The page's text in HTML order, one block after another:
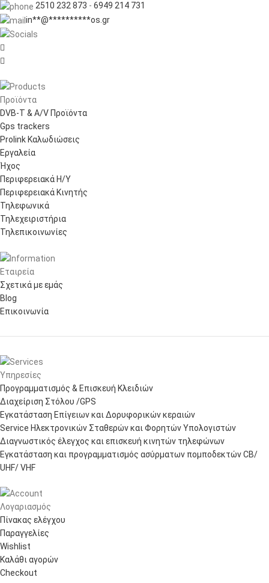
2510 232 873 - 6949 214 731
in**@**********os.gr


Προϊόντα
DVB-T & A/V Προϊόντα
Gps trackers
Prolink Καλωδιώσεις
Εργαλεία
Ήχος
Περιφερειακά Η/Υ
Περιφερειακά Κινητής
Τηλεφωνικά
Τηλεχειριστήρια
Τηλεπικοινωνίες
Εταιρεία
Σχετικά με εμάς
Blog
Επικοινωνία
Υπηρεσίες
Προγραμματισμός & Επισκευή Κλειδιών
Διαχείριση Στόλου /GPS
Εγκατάσταση Επίγειων και Δορυφορικών κεραιών
Service Ηλεκτρονικών Σταθερών και Φορητών Υπολογιστών
Διαγνωστικός έλεγχος και επισκευή κινητών τηλεφώνων
Εγκατάσταση και προγραμματισμός ασύρματων πομποδεκτών CB/
UHF/ VHF
Λογαριασμός
Πίνακας ελέγχου
Παραγγελίες
Wishlist
Καλάθι αγορών
Checkout